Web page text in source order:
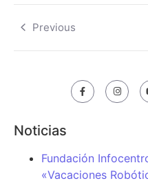
Previous
Noticias
Fundación
«Vacaciones